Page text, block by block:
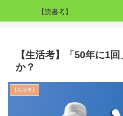
【読書考】
【生活考】「50年に1
か？
【生活考】